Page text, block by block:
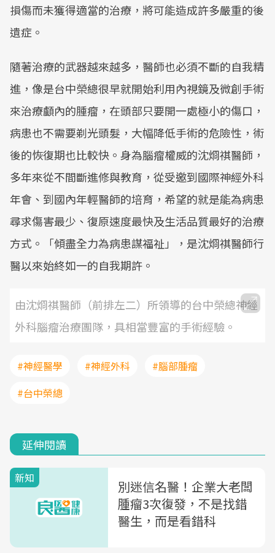
損傷而未獲得適當的治療，將可能造成許多嚴重的後
遺症。
隨著治療的武器越來越多，醫師也必須不斷的自我精
進，像是台中榮總很早就開始利用內視鏡及微創手術
來治療顱內的腫瘤，在頭部只要開一處極小的傷口，
病患也不需要剃光頭髮，大幅降低手術的危險性，術
後的恢復期也比較快。身為腦瘤權威的沈烱祺醫師，
多年來從不間斷進修與教育，從受邀到國際神經外科
年會、到國內年輕醫師的培育，希望的就是能為病患
尋求傷害最少、復原速度最快及生活品質最好的治療
方式。「傾盡全力為病患謀福祉」，是沈烱祺醫師行
醫以來始終如一的自我期許。
由沈烱祺醫師（前排左二）所領導的台中榮總神經
外科腦瘤治療團隊，具相當豐富的手術經驗。
#神經醫學 #神經外科
#腦部腫瘤
#台中榮總
延伸閱讀
新知
別迷信名醫！企業大老闆
腫瘤3次復發，不是找錯
醫生，而是看錯科